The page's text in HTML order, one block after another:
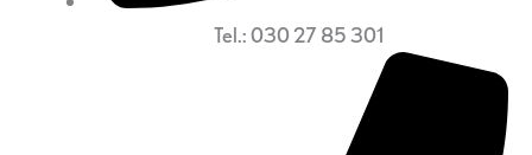
Tel.: 030 27 85 301